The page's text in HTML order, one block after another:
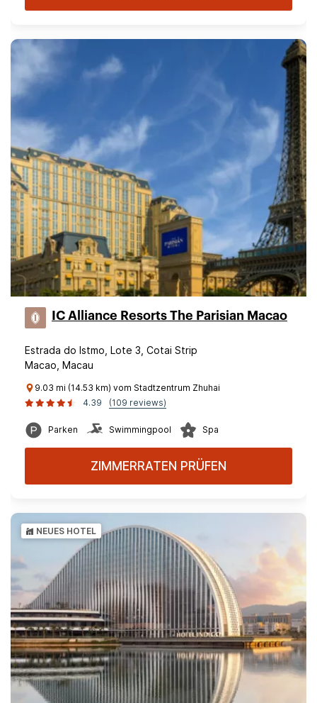
IC Alliance Resorts The Parisian Macao
Estrada do Istmo, Lote 3, Cotai Strip
Macao, Macau
9.03 mi (14.53 km) vom Stadtzentrum Zhuhai
4.39
(109 reviews)
Parken Swimmingpool Spa
ZIMMERRATEN PRÜFEN
NEUES HOTEL